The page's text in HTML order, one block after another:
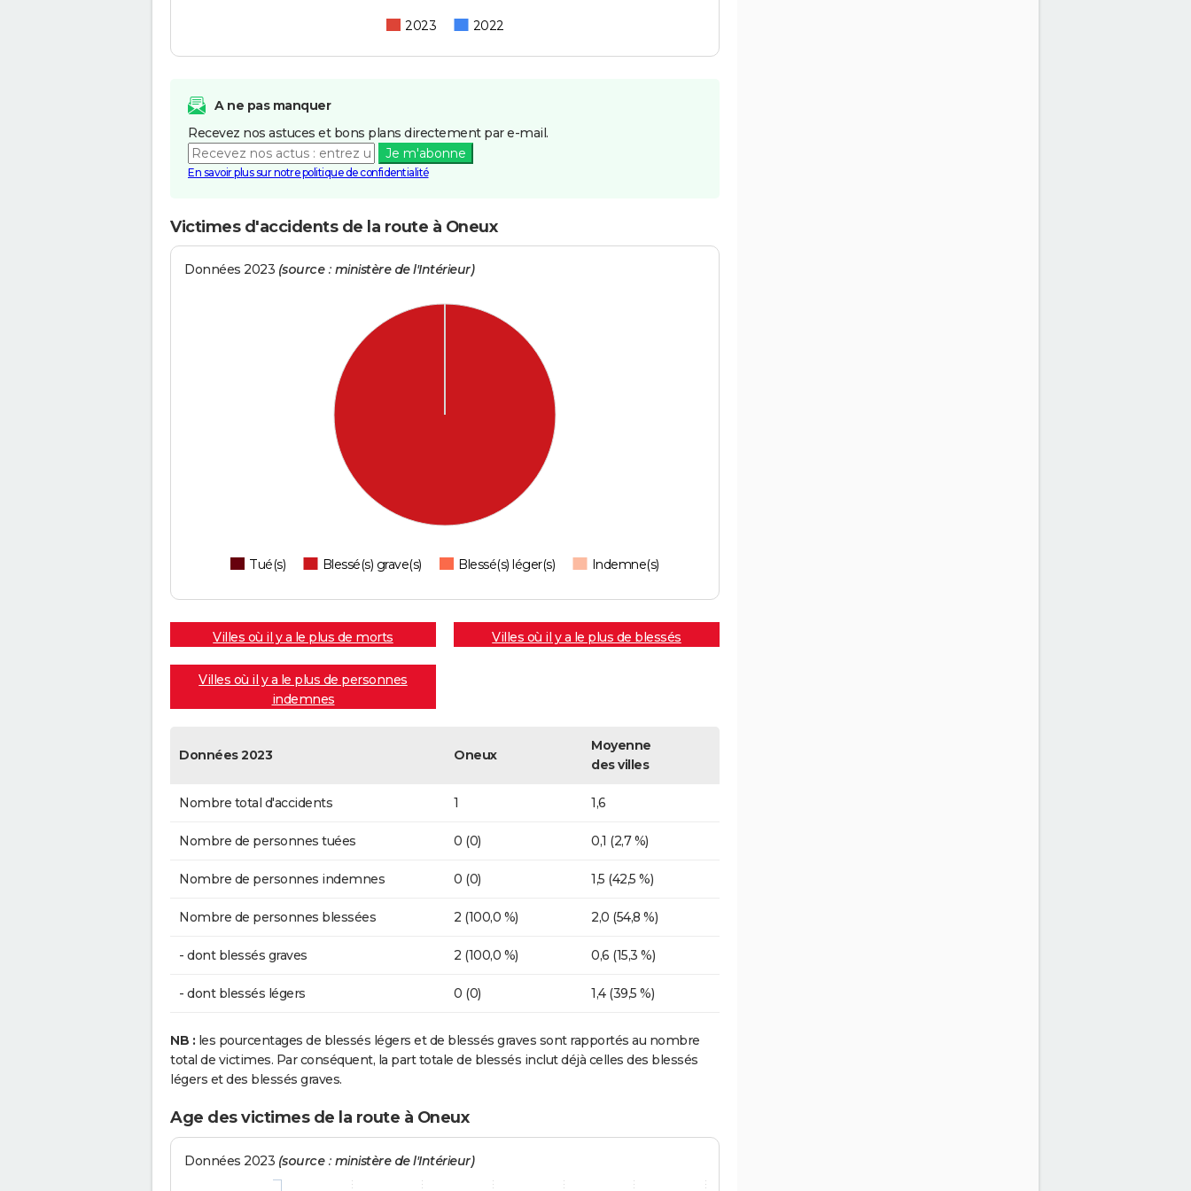
2023 2022
A ne pas manquer
Recevez nos astuces et bons plans directement par e-mail.
Je m'abonne
En savoir plus sur notre politique de confidentialité
Victimes d'accidents de la route à Oneux
Données 2023 (source : ministère de l'Intérieur)
Tué(s) Blessé(s) grave(s) Blessé(s) léger(s) Indemne(s)
Villes où il y a le plus de morts Villes où il y a le plus de blessés
Villes où il y a le plus de personnes
indemnes
Données 2023 Oneux
Moyenne
des villes
Nombre total d'accidents 1 1,6
Nombre de personnes tuées 0 (0) 0,1 (2,7 %)
Nombre de personnes indemnes 0 (0) 1,5 (42,5 %)
Nombre de personnes blessées 2 (100,0 %) 2,0 (54,8 %)
- dont blessés graves 2 (100,0 %) 0,6 (15,3 %)
- dont blessés légers 0 (0) 1,4 (39,5 %)
NB : les pourcentages de blessés légers et de blessés graves sont rapportés au nombre
total de victimes. Par conséquent, la part totale de blessés inclut déjà celles des blessés
légers et des blessés graves.
Age des victimes de la route à Oneux
Données 2023 (source : ministère de l'Intérieur)